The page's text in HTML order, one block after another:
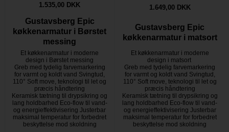
1.535,00 DKK
Gustavsberg Epic
køkkenarmatur i Børstet
messing
Et køkkenarmatur i moderne
design i Børstet messing
Greb med tydelig farvemarkering
for varmt og koldt vand Svingtud,
110° Soft move, teknologi til let og
præcis håndtering
Keramisk tætning til drypsikring og
lang holdbarhed Eco-flow til vand-
og energieffektivisering Justerbar
maksimal temperatur for forbedret
beskyttelse mod skoldning
1.649,00 DKK
Gustavsberg Epic
køkkenarmatur i matsort
Et køkkenarmatur i moderne
design i matsort
Greb med tydelig farvemarkering
for varmt og koldt vand Svingtud,
110° Soft move, teknologi til let og
præcis håndtering
Keramisk tætning til drypsikring og
lang holdbarhed Eco-flow til vand-
og energieffektivisering Justerbar
maksimal temperatur for forbedret
beskyttelse mod skoldning